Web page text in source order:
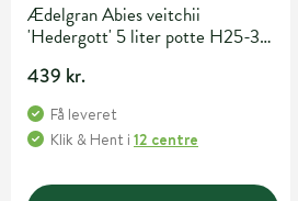
Ædelgran Abies veitchii
'Hedergott' 5 liter potte H25-30
439 kr.
Få leveret
Klik & Hent i 12 centre